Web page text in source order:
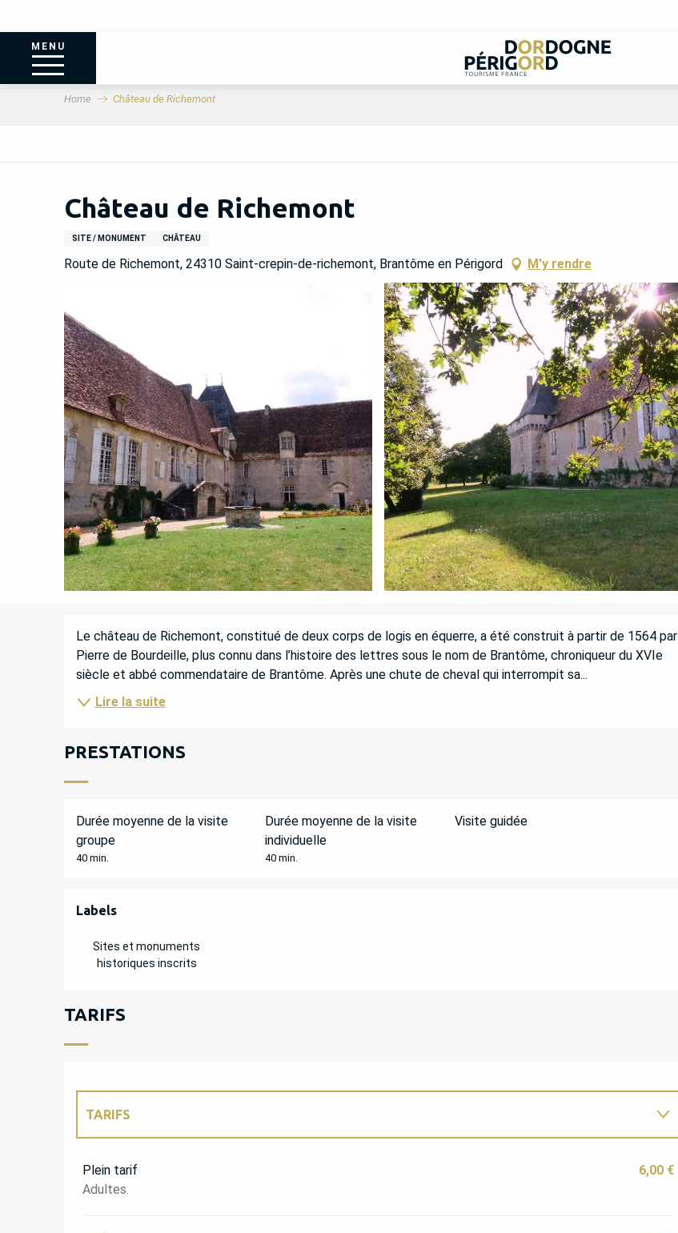
MENU
Home Château de Richemont
Château de Richemont
SITE / MONUMENT CHÂTEAU
Route de Richemont, 24310 Saint-crepin-de-richemont, Brantôme en Périgord M'y rendre
DESCRIPTION
Le château de Richemont, constitué de deux corps de logis en équerre, a été construit à partir de 1564 par
Pierre de Bourdeille, plus connu dans l’histoire des lettres sous le nom de Brantôme, chroniqueur du XVIe
siècle et abbé commendataire de Brantôme. Après une chute de cheval qui interrompit sa...
Lire la suite
PRESTATIONS
Durée moyenne de la visite
groupe
40 min.
Durée moyenne de la visite
individuelle
40 min.
Visite guidée
OFFRES DE PRESTATIONS
Labels
Labels
Sites et monuments
historiques inscrits
TARIFS
TARIFS
TARIFS 2027
Plein tarif
Adultes.
6,00 €